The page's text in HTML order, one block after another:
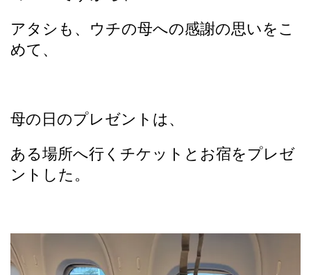
アタシも、ウチの母への感謝の思いをこ
めて、
母の日のプレゼントは、
ある場所へ行くチケットとお宿をプレゼ
ントした。